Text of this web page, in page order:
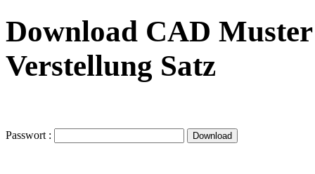
Download CAD
Verstellung Satz
Passwort :